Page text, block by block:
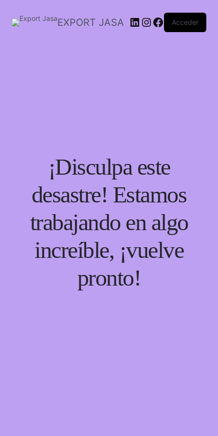
EXPORT JASA Acceder
¡Disculpa este
desastre! Estamos
trabajando en algo
increíble, ¡vuelve
pronto!